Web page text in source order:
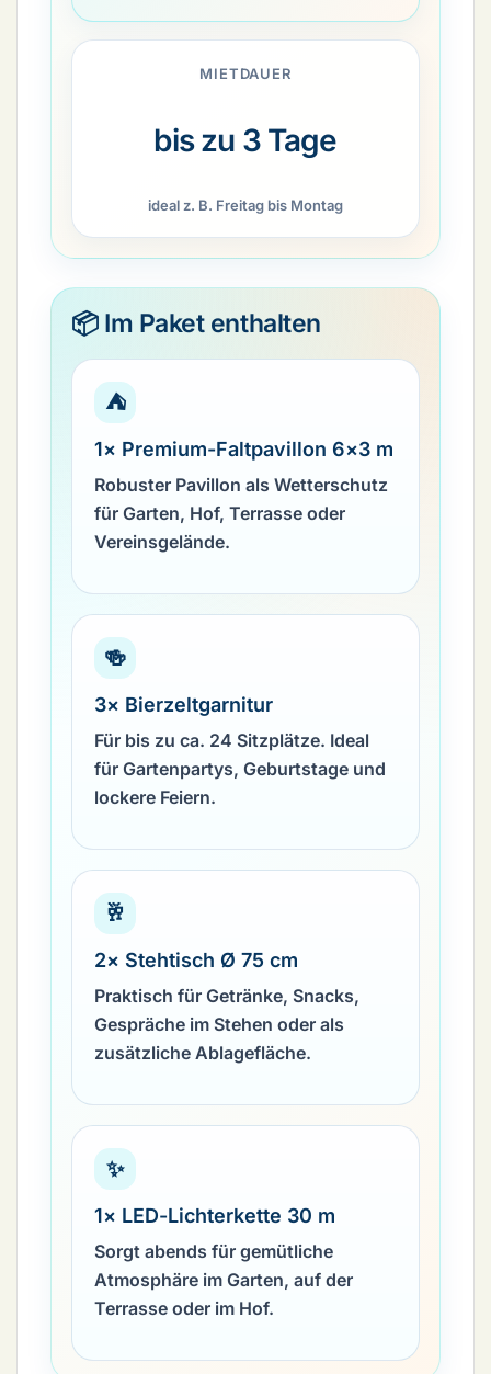
MIETDAUER
bis zu 3 Tage
ideal z. B. Freitag bis Montag
📦 Im Paket enthalten
⛺
1× Premium-Faltpavillon 6×3 m
Robuster Pavillon als Wetterschutz
für Garten, Hof, Terrasse oder
Vereinsgelände.
🍻
3× Bierzeltgarnitur
Für bis zu ca. 24 Sitzplätze. Ideal
für Gartenpartys, Geburtstage und
lockere Feiern.
🥂
2× Stehtisch Ø 75 cm
Praktisch für Getränke, Snacks,
Gespräche im Stehen oder als
zusätzliche Ablagefläche.
✨
1× LED-Lichterkette 30 m
Sorgt abends für gemütliche
Atmosphäre im Garten, auf der
Terrasse oder im Hof.